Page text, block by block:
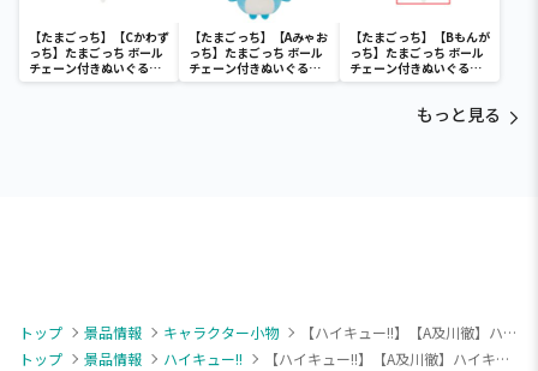
【たまごっち】【Cかわず
っち】たまごっち ボール
チェーン付きぬいぐるみ
～Tamagotchi
【たまごっち】【Aみゃお
っち】たまごっち ボール
チェーン付きぬいぐるみ
～Tamagotchi
【たまごっち】【Bもんが
っち】たまごっち ボール
チェーン付きぬいぐるみ
～Tamagotchi
もっと見る
トップ 景品情報 キャラクター小物
【ハイキュー!!】【A及川徹】ハイキュー!! ちょぴぬいぷち⑤
トップ
景品情報 ハイキュー!! 【ハイキュー!!】【A及川徹】ハイキュー!! ちょぴぬいぷち⑤